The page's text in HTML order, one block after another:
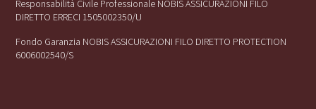
Responsabilità Civile Professionale NOBIS ASSICURAZIONI FILO
DIRETTO ERRECI 1505002350/U
Fondo Garanzia NOBIS ASSICURAZIONI FILO DIRETTO PROTECTION
6006002540/S